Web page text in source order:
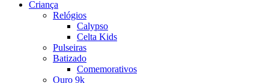
Criança
Relógios
Calypso
Celta Kids
Pulseiras
Batizado
Comemorativos
Ouro 9k